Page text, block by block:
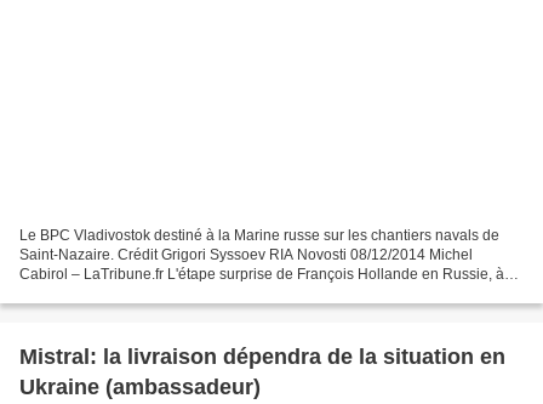
Le BPC Vladivostok destiné à la Marine russe sur les chantiers navals de
Saint-Nazaire. Crédit Grigori Syssoev RIA Novosti 08/12/2014 Michel
Cabirol – LaTribune.fr L'étape surprise de François Hollande en Russie, à
Mistral: la livraison dépendra de la situation en
Ukraine (ambassadeur)